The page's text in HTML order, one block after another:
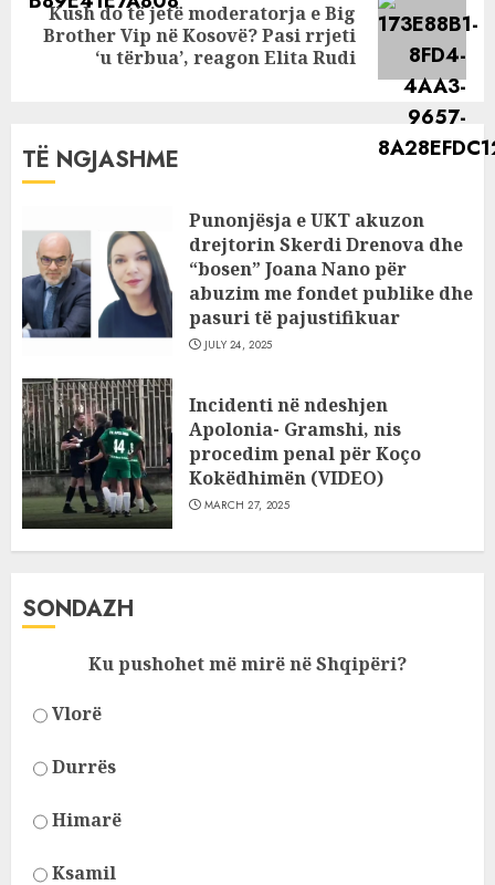
Next
Kush do të jetë moderatorja e Big
Brother Vip në Kosovë? Pasi rrjeti
‘u tërbua’, reagon Elita Rudi
TË NGJASHME
Punonjësja e UKT akuzon
drejtorin Skerdi Drenova dhe
“bosen” Joana Nano për
abuzim me fondet publike dhe
pasuri të pajustifikuar
JULY 24, 2025
Incidenti në ndeshjen
Apolonia- Gramshi, nis
procedim penal për Koço
Kokëdhimën (VIDEO)
MARCH 27, 2025
SONDAZH
Ku pushohet më mirë në Shqipëri?
Vlorë
Durrës
Himarë
Ksamil